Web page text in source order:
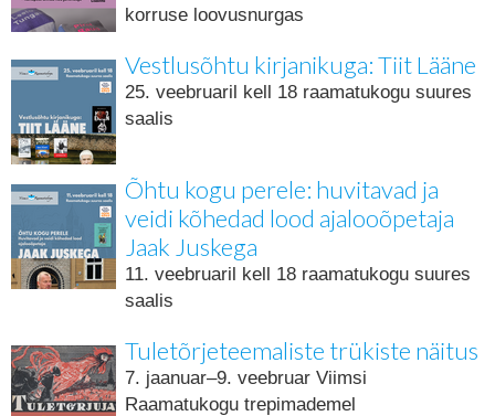
korruse loovusnurgas
Vestlusõhtu kirjanikuga: Tiit Lääne
25. veebruaril kell 18 raamatukogu suures
saalis
Õhtu kogu perele: huvitavad ja
veidi kõhedad lood ajalooõpetaja
Jaak Juskega
11. veebruaril kell 18 raamatukogu suures
saalis
Tuletõrjeteemaliste trükiste näitus
7. jaanuar–9. veebruar Viimsi
Raamatukogu trepimademel